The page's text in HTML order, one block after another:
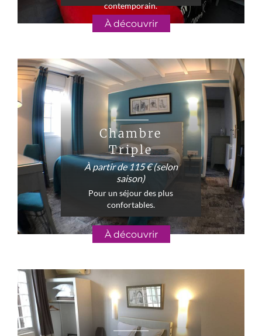
contemporain.
À découvrir
Chambre
Triple
À partir de 115 € (selon
saison)
Pour un séjour des plus
confortables.
À découvrir